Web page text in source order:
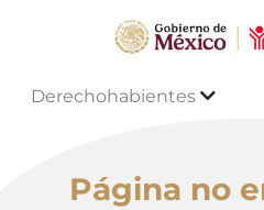
Derechohabientes
Página no